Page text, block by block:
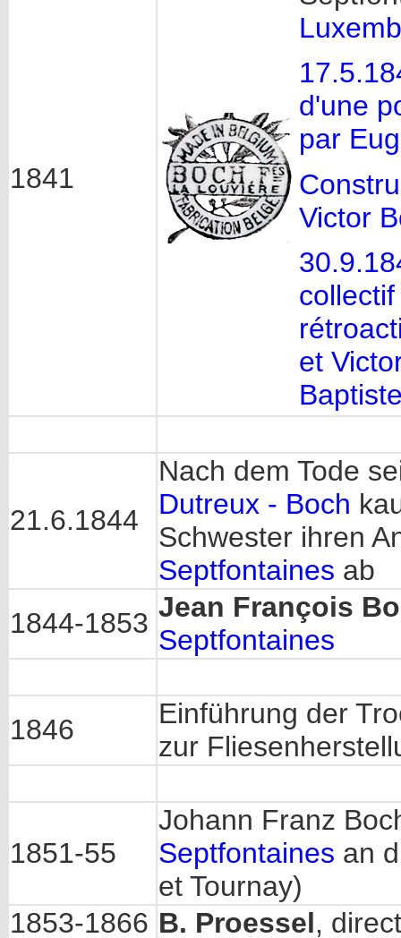
1841
d'une
par
Victor
et
21.6.1844
Nach dem Tode
Dutreux - Boch
Schwester ihren
Septfontaines ab
1844-1853 Jean François
Septfontaines
1846
Einführung der
zur
1851-55
Johann Franz
Septfontaines an
et Tournay)
1853-1866 B. Proessel,